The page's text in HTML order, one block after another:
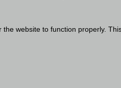
website to function properly.